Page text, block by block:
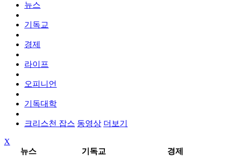
뉴스
기독교
경제
라이프
오피니언
기독대학
크리스천 잡스 동영상 더보기
X
뉴스
기독교 경제